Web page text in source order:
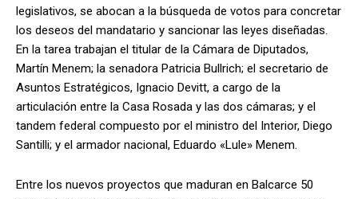
legislativos, se abocan a la búsqueda de votos para concretar
los deseos del mandatario y sancionar las leyes diseñadas.
En la tarea trabajan el titular de la Cámara de Diputados,
Martín Menem; la senadora Patricia Bullrich; el secretario de
Asuntos Estratégicos, Ignacio Devitt, a cargo de la
articulación entre la Casa Rosada y las dos cámaras; y el
tandem federal compuesto por el ministro del Interior, Diego
Santilli; y el armador nacional, Eduardo «Lule» Menem.
Entre los nuevos proyectos que maduran en Balcarce 50